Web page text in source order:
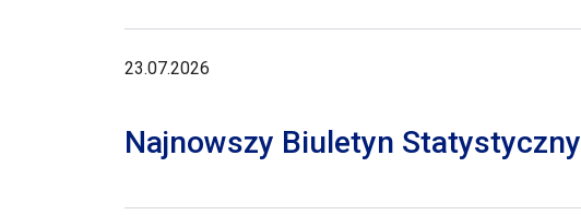
23.07.2026
Najnowszy Biuletyn Statystyczny